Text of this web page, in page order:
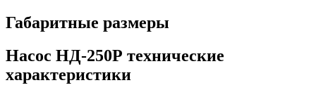
Габаритные размеры
Насос НД-250Р технические
характеристики